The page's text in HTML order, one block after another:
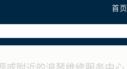
首页
号华熙国际中心D座11层1102室浪
井东方广场W3座6层602室浪琴售